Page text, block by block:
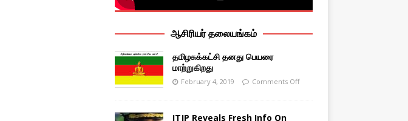
ஆசிரியர் தலையங்கம்
தமிழசுக்கட்சி தனது பெயரை
மாற்றுகிறது
February 4, 2019 Comments Off
ITJP Reveals Fresh Info On